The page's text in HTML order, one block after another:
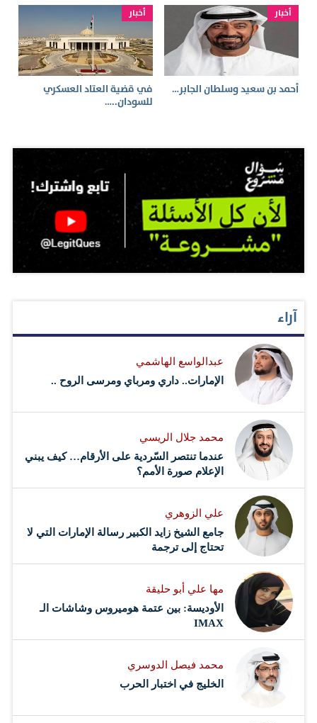
أخبار
أحمد بن سعيد وسلطان الجابر…
أخبار
في قضية العتاد العسكري
للسودان..…
آراء
عبدالواسع الهاشمي
الإمارات.. داري ومرباي ومرسى الروح ..
محمد جلال الريسي
عندما تنتصر السّردية على الأرقام… كيف يبني
الإعلام صورة الأمم؟
علي الزوهري
جامع الشيخ زايد الكبير رسالة الإمارات التي لا
تحتاج إلى ترجمة
مها علي أبو حليقة
الأوديسة: بين عتمة هوميروس وشاشات الـ
IMAX
محمد فيصل الدوسري ​
‏الخليج في اختبار الحرب